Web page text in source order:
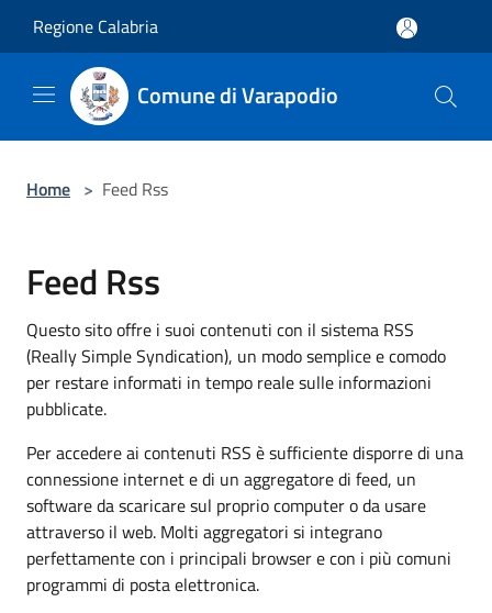
Regione Calabria
Comune di Varapodio
Home > Feed Rss
Feed Rss
Questo sito offre i suoi contenuti con il sistema RSS
(Really Simple Syndication), un modo semplice e comodo
per restare informati in tempo reale sulle informazioni
pubblicate.
Per accedere ai contenuti RSS è sufficiente disporre di una
connessione internet e di un aggregatore di feed, un
software da scaricare sul proprio computer o da usare
attraverso il web. Molti aggregatori si integrano
perfettamente con i principali browser e con i più comuni
programmi di posta elettronica.